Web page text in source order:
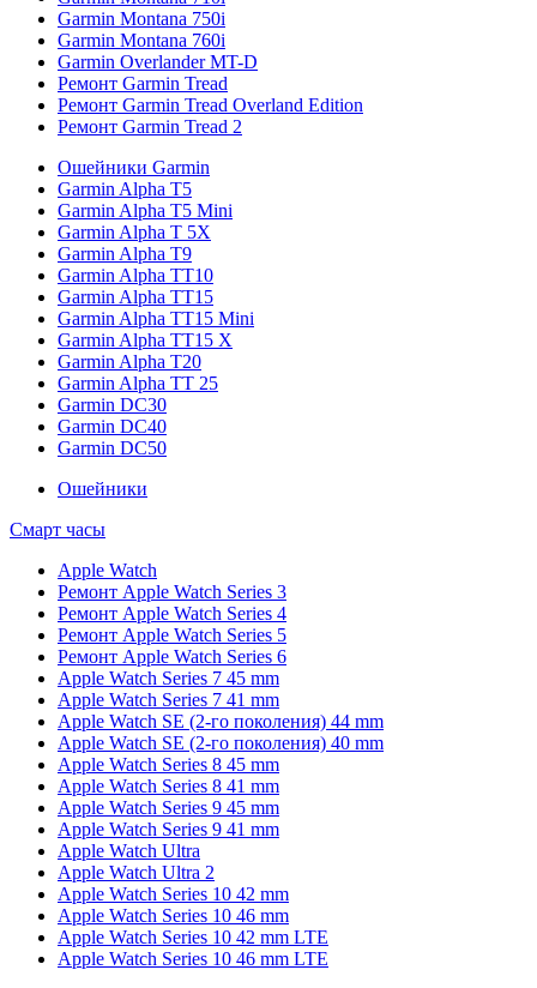
Garmin Montana 750i
Garmin Montana 760i
Garmin Overlander MT-D
Ремонт Garmin Tread
Ремонт Garmin Tread Overland Edition
Ремонт Garmin Tread 2
Ошейники Garmin
Garmin Alpha T5
Garmin Alpha T5 Mini
Garmin Alpha T 5X
Garmin Alpha T9
Garmin Alpha TT10
Garmin Alpha TT15
Garmin Alpha TT15 Mini
Garmin Alpha TT15 X
Garmin Alpha T20
Garmin Alpha TT 25
Garmin DC30
Garmin DC40
Garmin DC50
Ошейники
Смарт часы
Apple Watch
Ремонт Apple Watch Series 3
Ремонт Apple Watch Series 4
Ремонт Apple Watch Series 5
Ремонт Apple Watch Series 6
Apple Watch Series 7 45 mm
Apple Watch Series 7 41 mm
Apple Watch SE (2-го поколения) 44 mm
Apple Watch SE (2-го поколения) 40 mm
Apple Watch Series 8 45 mm
Apple Watch Series 8 41 mm
Apple Watch Series 9 45 mm
Apple Watch Series 9 41 mm
Apple Watch Ultra
Apple Watch Ultra 2
Apple Watch Series 10 42 mm
Apple Watch Series 10 46 mm
Apple Watch Series 10 42 mm LTE
Apple Watch Series 10 46 mm LTE